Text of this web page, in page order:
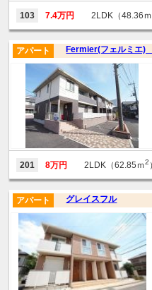
103 7.4万円 2LDK（48.36ｍ
Fermier(フェルミ
アパート
201 8万円 2LDK（62.85ｍ2
グレイスフル
アパート